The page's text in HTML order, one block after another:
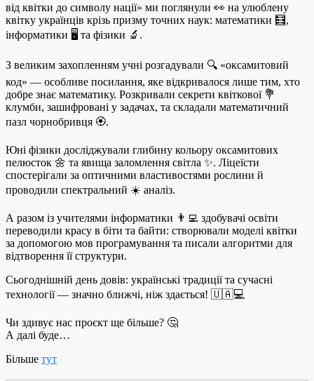
від квітки до символу нації» ми поглянули 👀 на улюблену
квітку українців крізь призму точних наук: математики 🧮,
інформатики 🖥️ та фізики 🔬.
З великим захопленням учні розгадували 🔍 «оксамитовий
код» — особливе посилання, яке відкривалося лише тим, хто
добре знає математику. Розкривали секрети квіткової 💐
клумби, зашифровані у задачах, та складали математичний
пазл чорнобривця 🏵️.
Юні фізики досліджували глибину кольору оксамитових
пелюсток 🌼 та явища заломлення світла ✨. Ліцеїсти
спостерігали за оптичними властивостями рослини й
проводили спектральний ☀️ аналіз.
А разом із учителями інформатики 👨‍💻 здобувачі освіти
переводили красу в біти та байти: створювали моделі квітки
за допомогою мов програмування та писали алгоритми для
відтворення її структури.
Сьогоднішній день довів: українські традиції та сучасні
технології — значно ближчі, ніж здається! 🇺🇦💻
Чи здивує нас проєкт ще більше? 🤔
А далі буде…
Більше тут